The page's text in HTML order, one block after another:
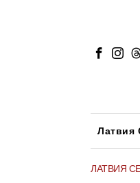
Латвия
ЛАТВИЯ